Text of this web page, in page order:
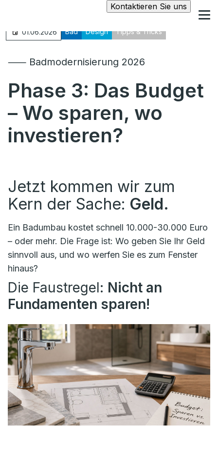
Kontaktieren Sie uns
01.06.2026 Bad Design Tipps & Tricks
⸺ Badmodernisierung 2026
Phase 3: Das Budget
– Wo sparen, wo
investieren?
Jetzt kommen wir zum
Kern der Sache: Geld.
Ein Badumbau kostet schnell 10.000-30.000 Euro
– oder mehr. Die Frage ist: Wo geben Sie Ihr Geld
sinnvoll aus, und wo werfen Sie es zum Fenster
hinaus?
Die Faustregel: Nicht an
Fundamenten sparen!